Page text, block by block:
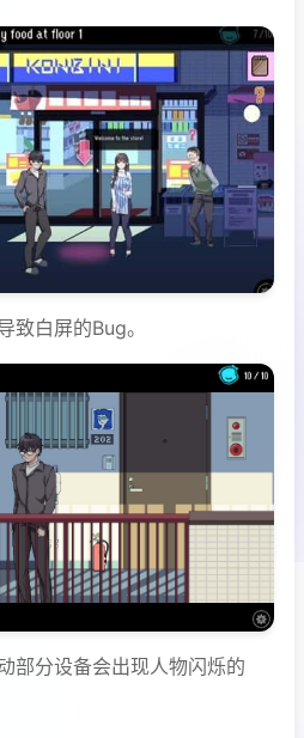
致白屏的Bug。
部分设备会出现人物闪烁的